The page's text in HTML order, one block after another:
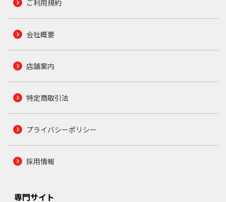
ご利用規約
会社概要
店舗案内
特定商取引法
プライバシーポリシー
採用情報
専門サイト